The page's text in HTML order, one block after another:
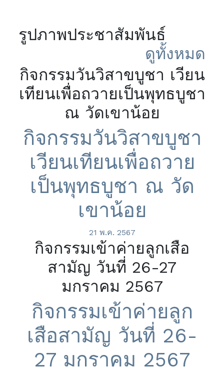
รูปภาพประชาสัมพันธ์
ดูทั้งหมด
กิจกรรมวันวิสาขบูชา เวียน
เทียนเพื่อถวายเป็นพุทธบูชา
ณ วัดเขาน้อย
กิจกรรมวันวิสาขบูชา
เวียนเทียนเพื่อถวาย
เป็นพุทธบูชา ณ วัด
เขาน้อย
21 พ.ค. 2567
กิจกรรมเข้าค่ายลูกเสือ
สามัญ วันที่ 26-27
มกราคม 2567
กิจกรรมเข้าค่ายลูก
เสือสามัญ วันที่ 26-
27 มกราคม 2567